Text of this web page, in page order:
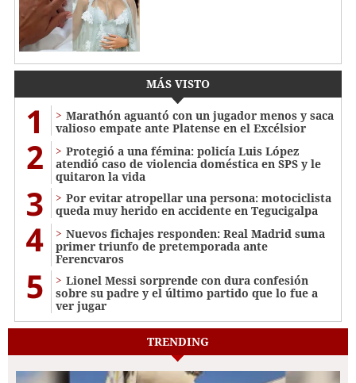
MÁS VISTO
1
Marathón aguantó con un jugador menos y saca
valioso empate ante Platense en el Excélsior
2
Protegió a una fémina: policía Luis López
atendió caso de violencia doméstica en SPS y le
quitaron la vida
3
Por evitar atropellar una persona: motociclista
queda muy herido en accidente en Tegucigalpa
4
Nuevos fichajes responden: Real Madrid suma
primer triunfo de pretemporada ante
Ferencvaros
5
Lionel Messi sorprende con dura confesión
sobre su padre y el último partido que lo fue a
ver jugar
TRENDING